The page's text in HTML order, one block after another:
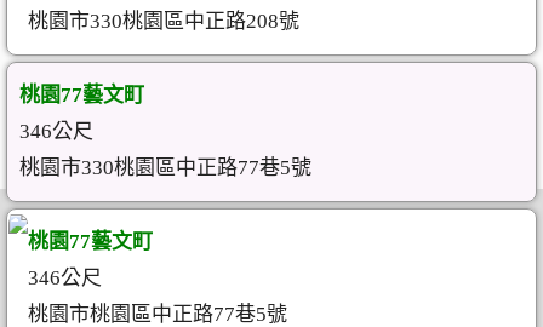
桃園市330桃園區中正路208號
桃園77藝文町
346公尺
桃園市330桃園區中正路77巷5號
桃園77藝文町
346公尺
桃園市桃園區中正路77巷5號